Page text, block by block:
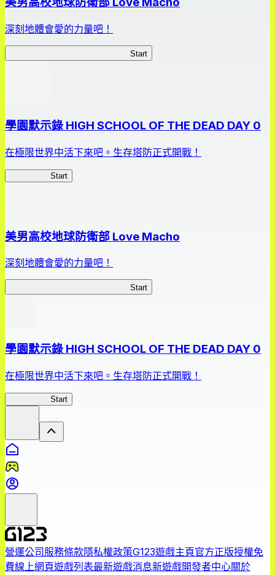
深刻地體會愛的力量吧！
Start
學園默示錄 HIGH SCHOOL OF THE DEAD DAY 0
在極限世界中活下來吧。生存塔防正式開戰！
Start
美男高校地球防衛部 Love Macho
深刻地體會愛的力量吧！
Start
學園默示錄 HIGH SCHOOL OF THE DEAD DAY 0
在極限世界中活下來吧。生存塔防正式開戰！
Start
營運公司服務條款隱私權政策G123遊戲主頁官方正版授權免
費線上網頁遊戲列表最新遊戲消息新遊戲開發者中心關於